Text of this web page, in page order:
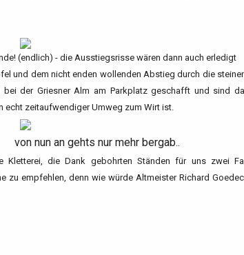
(endlich) - die Ausstiegsrisse wären dann auch erledigt
und dem nicht enden wollenden Abstieg durch die
bei der Griesner Alm am Parkplatz geschafft und sind
echt zeitaufwendiger Umweg zum Wirt ist.
von nun an gehts nur mehr bergab..
Kletterei, die Dank gebohrten Ständen für uns zwei
zu empfehlen, denn wie würde Altmeister Richard